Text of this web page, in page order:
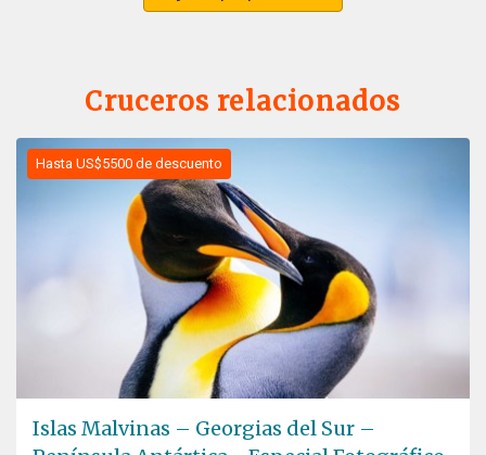
Cruceros relacionados
Hasta US$5500 de descuento
Islas Malvinas – Georgias del Sur –